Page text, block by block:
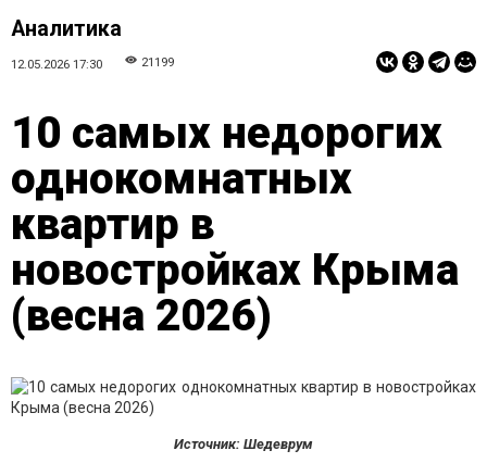
Аналитика
12.05.2026 17:30 21199
10 самых недорогих
однокомнатных
квартир в
новостройках Крыма
(весна 2026)
Источник: Шедеврум